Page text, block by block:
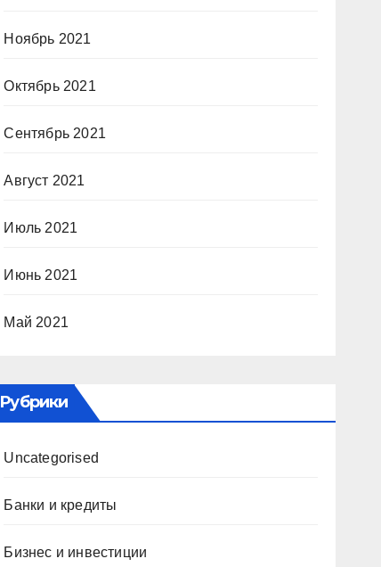
Ноябрь 2021
Октябрь 2021
Сентябрь 2021
Август 2021
Июль 2021
Июнь 2021
Май 2021
Рубрики
Uncategorised
Банки и кредиты
Бизнес и инвестиции